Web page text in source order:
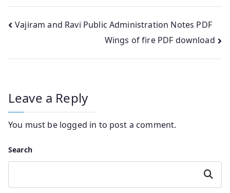
Post
Vajiram and Ravi Public Administration Notes PDF
Wings of fire PDF download
Leave a Reply
You must be logged in to post a comment.
Search
Search